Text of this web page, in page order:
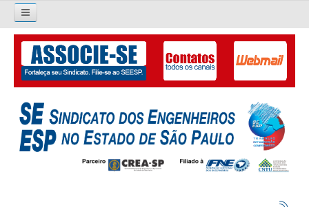
Pesquisar...
O SINDICATO
APRESENTAÇÃO
PALAVRA DO PRESIDENTE